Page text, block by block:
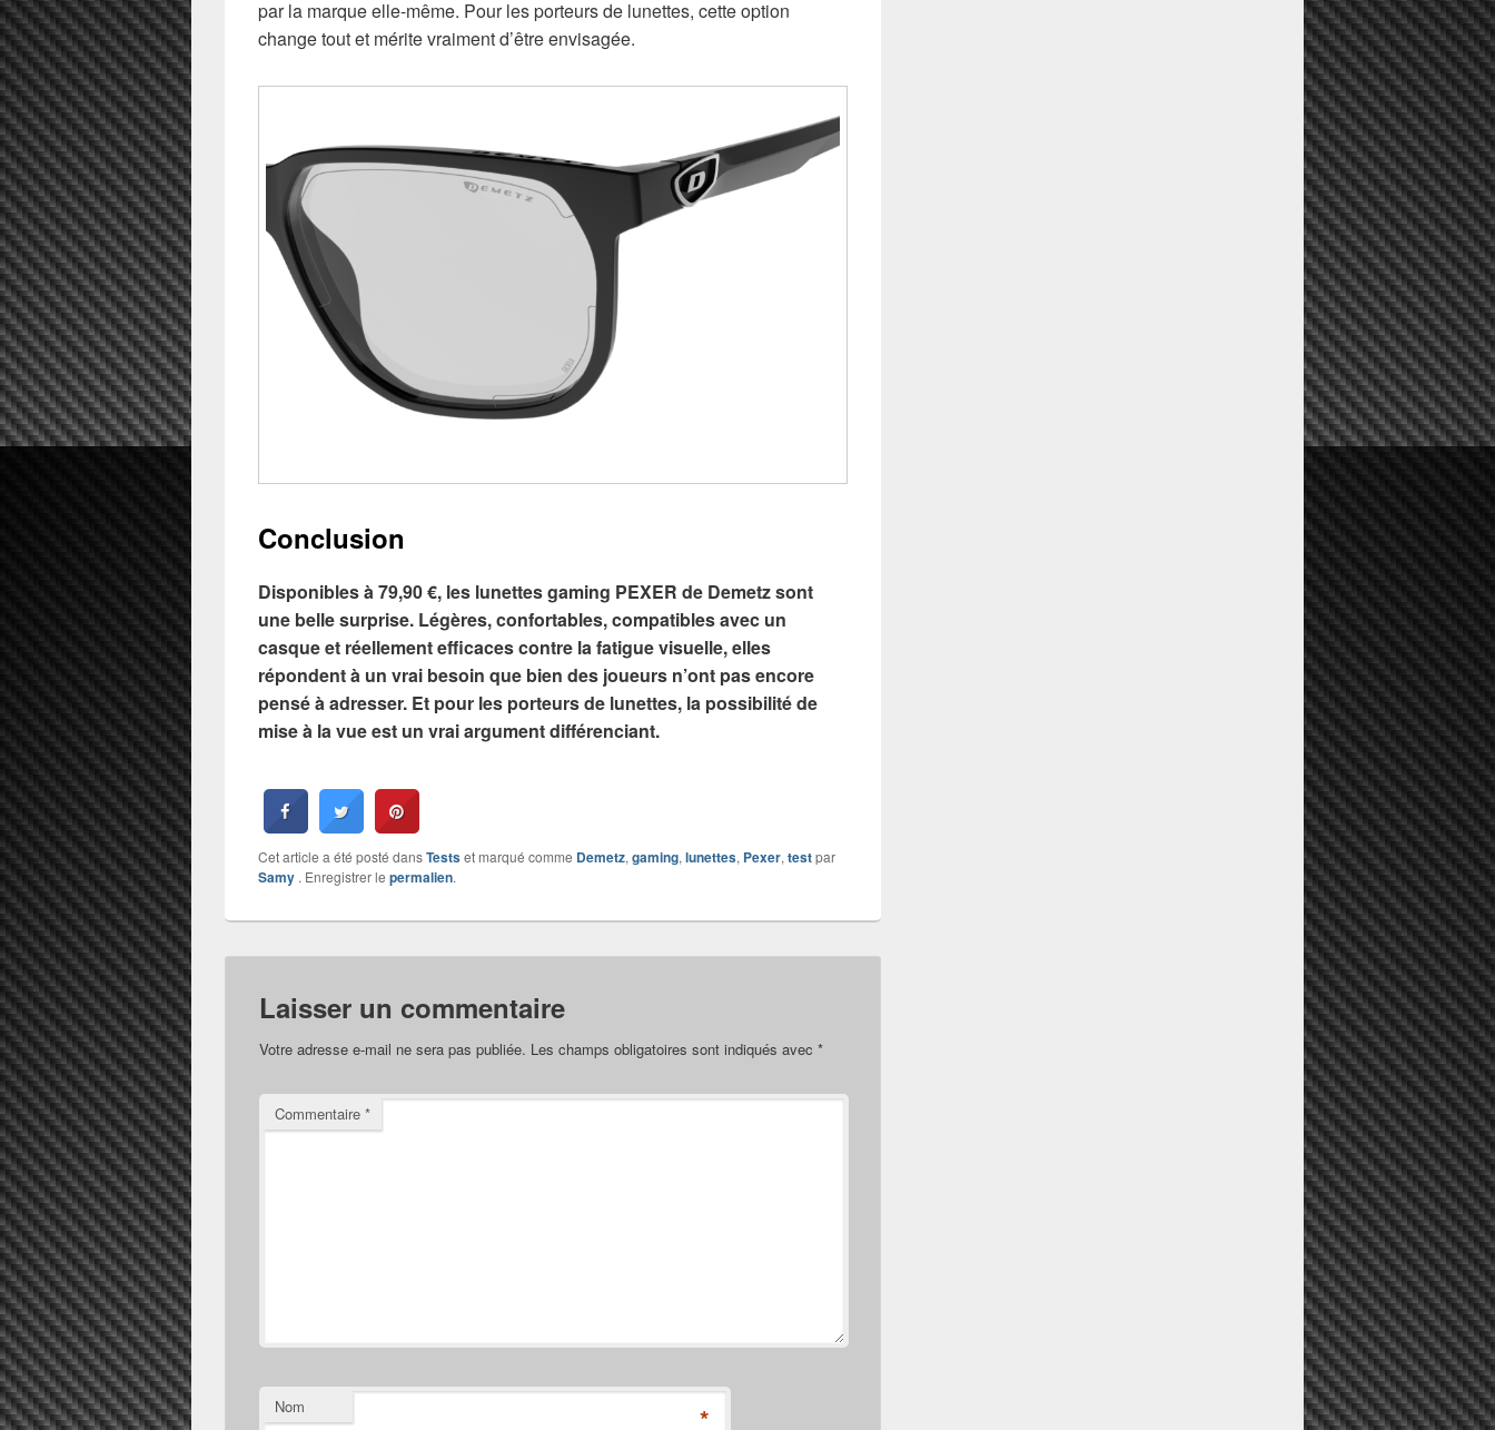
par la marque elle-même. Pour les porteurs de lunettes, cette option
change tout et mérite vraiment d’être envisagée.
Conclusion
Disponibles à 79,90 €, les lunettes gaming PEXER de Demetz sont
une belle surprise. Légères, confortables, compatibles avec un
casque et réellement efficaces contre la fatigue visuelle, elles
répondent à un vrai besoin que bien des joueurs n’ont pas encore
pensé à adresser. Et pour les porteurs de lunettes, la possibilité de
mise à la vue est un vrai argument différenciant.
Cet article a été posté dansTestset marqué comme Demetz,gaming,lunettes, Pexer,testpar
Samy . Enregistrer le permalien.
Laisser un commentaire
Votre adresse e-mail ne sera pas publiée. Les champs obligatoires sont indiqués avec *
Commentaire *
Nom *